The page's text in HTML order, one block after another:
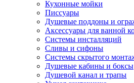
Кухонные мойки
Писсуары
Душевые поддоны и
Аксессуары для ванной
Системы инсталляций
Сливы и сифоны
Системы скрытого
Душевые кабины и боксы
Душевой канал и трапы